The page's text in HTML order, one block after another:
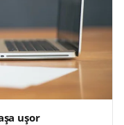
uşor